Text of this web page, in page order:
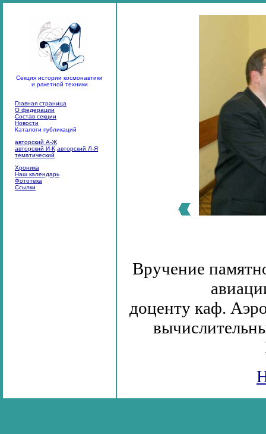
Секция истории космонавтики
и ракетной техники
Главная страница
О федерации
Состав секции
Новости
Каталоги публикаций
авторский А-Ж
авторский И-К авторский Л-Я
тематический
Хроника
Наш календарь
Фототека
Ссылки
Вручение
доценту каф.